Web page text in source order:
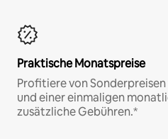
Praktische Monatspreise
Profitiere von
und einer einmaligen
zusätzliche Gebühren.*